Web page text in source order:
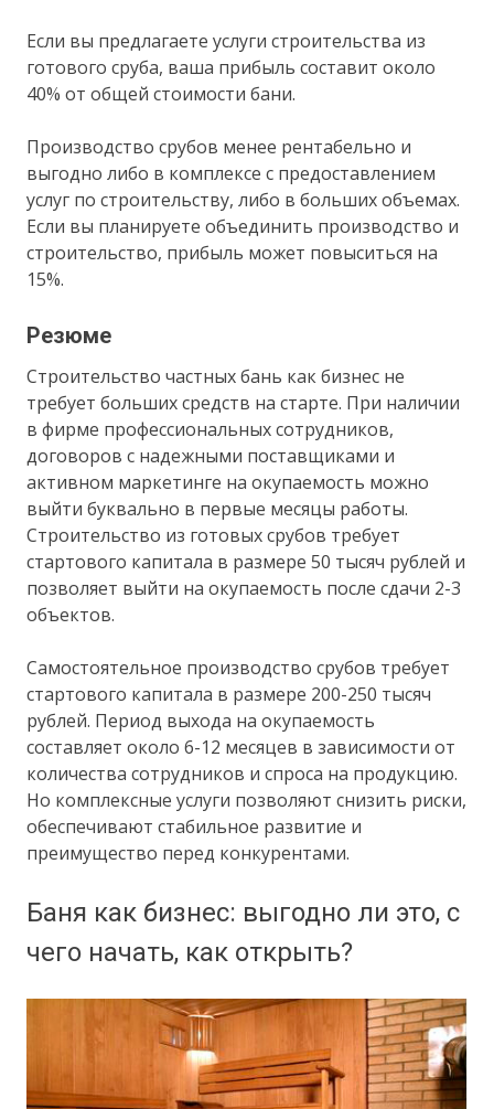
Если вы предлагаете услуги строительства из
готового сруба, ваша прибыль составит около
40% от общей стоимости бани.
Производство срубов менее рентабельно и
выгодно либо в комплексе с предоставлением
услуг по строительству, либо в больших объемах.
Если вы планируете объединить производство и
строительство, прибыль может повыситься на
15%.
Резюме
Строительство частных бань как бизнес не
требует больших средств на старте. При наличии
в фирме профессиональных сотрудников,
договоров с надежными поставщиками и
активном маркетинге на окупаемость можно
выйти буквально в первые месяцы работы.
Строительство из готовых срубов требует
стартового капитала в размере 50 тысяч рублей и
позволяет выйти на окупаемость после сдачи 2-3
объектов.
Самостоятельное производство срубов требует
стартового капитала в размере 200-250 тысяч
рублей. Период выхода на окупаемость
составляет около 6-12 месяцев в зависимости от
количества сотрудников и спроса на продукцию.
Но комплексные услуги позволяют снизить риски,
обеспечивают стабильное развитие и
преимущество перед конкурентами.
Баня как бизнес: выгодно ли это, с
чего начать, как открыть?